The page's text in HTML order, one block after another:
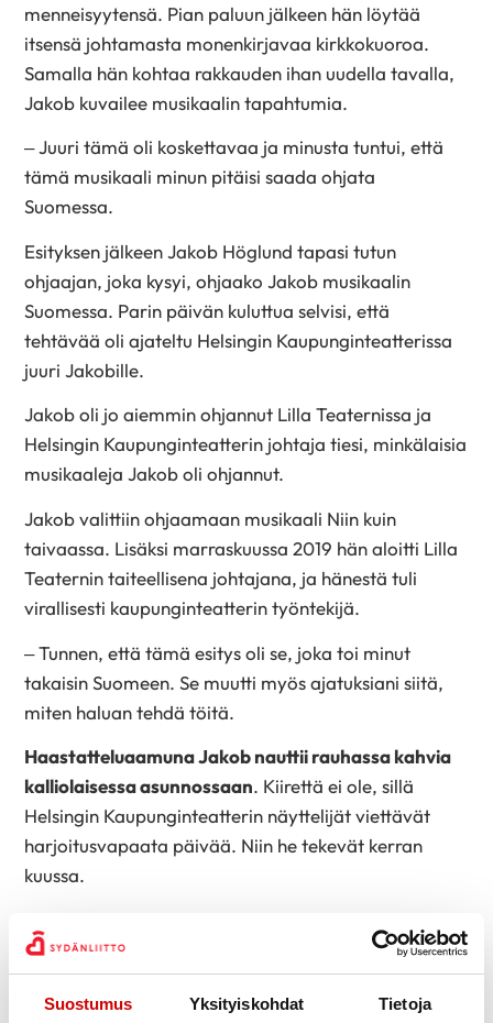
Suostumus Yksityiskohdat Tietoja
menneisyytensä. Pian paluun jälkeen hän löytää
itsensä johtamasta monenkirjavaa kirkkokuoroa.
Samalla hän kohtaa rakkauden ihan uudella tavalla,
Jakob kuvailee musikaalin tapahtumia.
– Juuri tämä oli koskettavaa ja minusta tuntui, että
tämä musikaali minun pitäisi saada ohjata
Suomessa.
Esityksen jälkeen Jakob Höglund tapasi tutun
ohjaajan, joka kysyi, ohjaako Jakob musikaalin
Suomessa. Parin päivän kuluttua selvisi, että
tehtävää oli ajateltu Helsingin Kaupunginteatterissa
juuri Jakobille.
Jakob oli jo aiemmin ohjannut Lilla Teaternissa ja
Helsingin Kaupunginteatterin johtaja tiesi, minkälaisia
musikaaleja Jakob oli ohjannut.
Jakob valittiin ohjaamaan musikaali Niin kuin
taivaassa. Lisäksi marraskuussa 2019 hän aloitti Lilla
Teaternin taiteellisena johtajana, ja hänestä tuli
virallisesti kaupunginteatterin työntekijä.
– Tunnen, että tämä esitys oli se, joka toi minut
takaisin Suomeen. Se muutti myös ajatuksiani siitä,
miten haluan tehdä töitä.
Haastatteluaamuna Jakob nauttii rauhassa kahvia
kalliolaisessa asunnossaan. Kiirettä ei ole, sillä
Helsingin Kaupunginteatterin näyttelijät viettävät
harjoitusvapaata päivää. Niin he tekevät kerran
kuussa.
myöntää. Kun harjoitukset alkoivat, ensi-iltapäivä oli
vielä koronarajoitusten takia avoin. Lisäksi koronan
toinen aalto oli pahimmillaan. Vain pieni ryhmä